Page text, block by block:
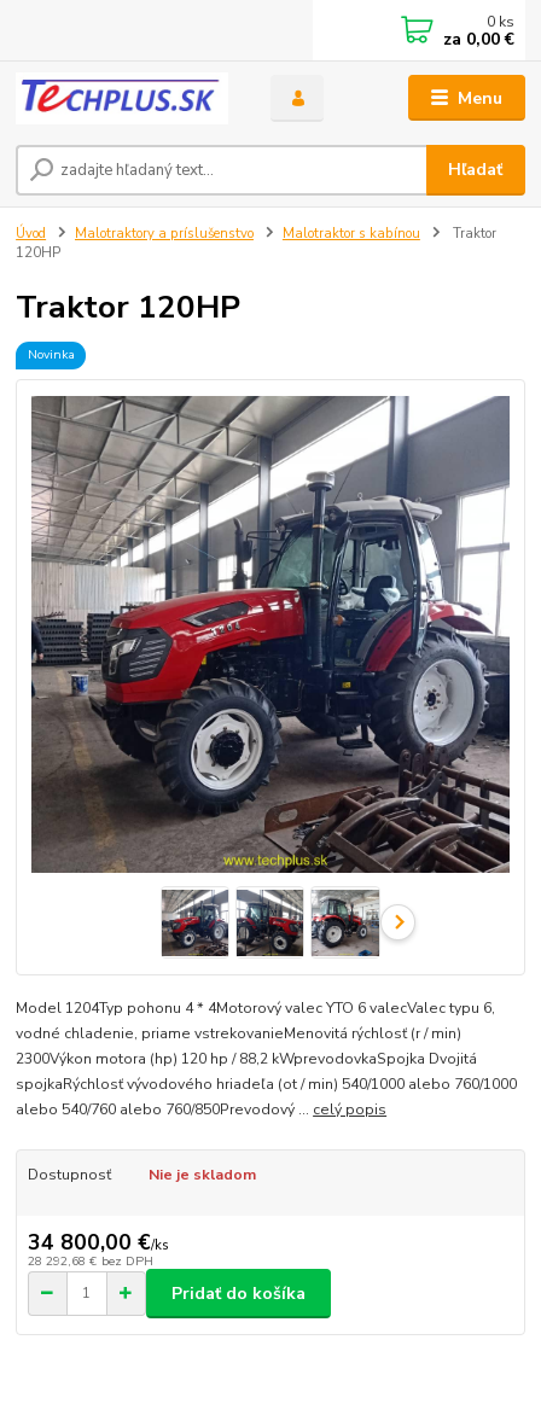
Menu
Hľadať
0 ks
za 0,00 €
Úvod Malotraktory a príslušenstvo Malotraktor s kabínou
Traktor
120HP
Traktor 120HP
Novinka
Model 1204Typ pohonu 4 * 4Motorový valec YTO 6 valecValec typu 6,
vodné chladenie, priame vstrekovanieMenovitá rýchlosť (r / min)
2300Výkon motora (hp) 120 hp / 88,2 kWprevodovkaSpojka Dvojitá
spojkaRýchlosť vývodového hriadeľa (ot / min) 540/1000 alebo 760/1000
alebo 540/760 alebo 760/850Prevodový ... celý popis
Dostupnosť Nie je skladom
34 800,00 €/ks
28 292,68 € bez DPH
Pridať do košíka